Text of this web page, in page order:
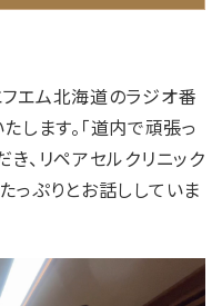
エム北海道のラジオ番
ます。「道内で頑張っ
、リペアセルクリニック
っぷりとお話ししていま